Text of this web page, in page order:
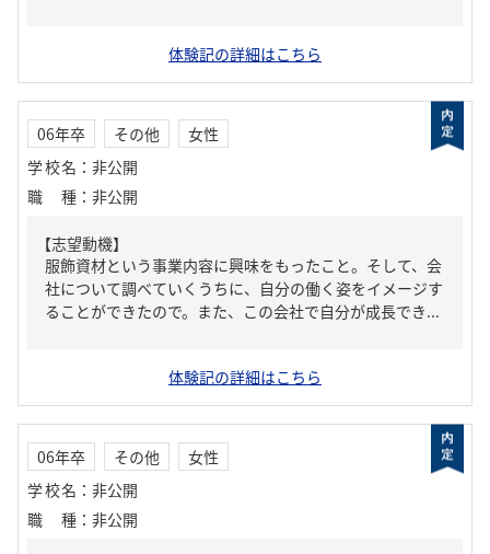
体験記の詳細はこちら
06年卒 その他
女性
学校名 ： 非公開
職種 ： 非公開
【志望動機】
服飾資材という事業内容に興味をもったこと。そして、会
社について調べていくうちに、自分の働く姿をイメージす
ることができたので。また、この会社で自分が成長でき...
体験記の詳細はこちら
06年卒 その他
女性
学校名 ： 非公開
職種 ： 非公開